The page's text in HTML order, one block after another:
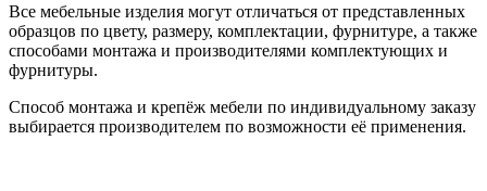
Все мебельные изделия могут отличаться от представленных
образцов по цвету, размеру, комплектации, фурнитуре, а также
способами монтажа и производителями комплектующих и
фурнитуры.
Способ монтажа и крепёж мебели по индивидуальному заказу
выбирается производителем по возможности её применения.